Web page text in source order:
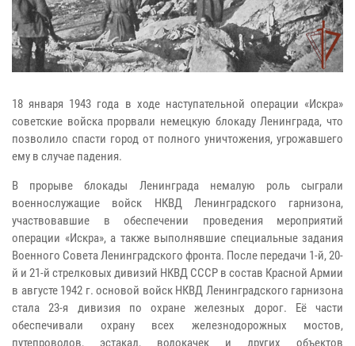
18 января 1943 года в ходе наступательной операции «Искра»
советские войска прорвали немецкую блокаду Ленинграда, что
позволило спасти город от полного уничтожения, угрожавшего
ему в случае падения.
В прорыве блокады Ленинграда немалую роль сыграли
военнослужащие войск НКВД Ленинградского гарнизона,
участвовавшие в обеспечении проведения мероприятий
операции «Искра», а также выполнявшие специальные задания
Военного Совета Ленинградского фронта. После передачи 1-й, 20-
й и 21-й стрелковых дивизий НКВД СССР в состав Красной Армии
в августе 1942 г. основой войск НКВД Ленинградского гарнизона
стала 23-я дивизия по охране железных дорог. Её части
обеспечивали охрану всех железнодорожных мостов,
путепроводов, эстакад, водокачек и других объектов